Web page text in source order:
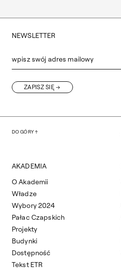
NEWSLETTER
wpisz swój adres mailowy
ZAPISZ SIĘ
DO GÓRY
AKADEMIA
O Akademii
Władze
Wybory 2024
Pałac Czapskich
Projekty
Budynki
Dostępność
Tekst ETR